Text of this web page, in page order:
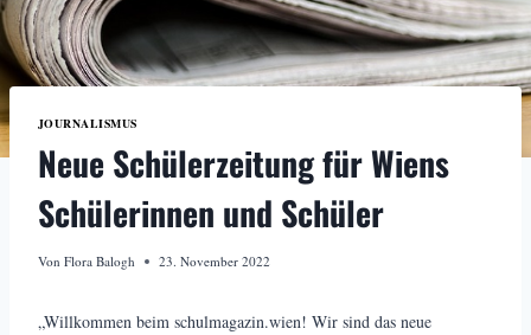
JOURNALISMUS
Neue Schülerzeitung für Wiens
Schülerinnen und Schüler
Von Flora Balogh 23. November 2022
„Willkommen beim schulmagazin.wien! Wir sind das neue